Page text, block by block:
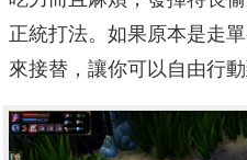
正統打法。如果原本是走
來接替，讓你可以自由行動